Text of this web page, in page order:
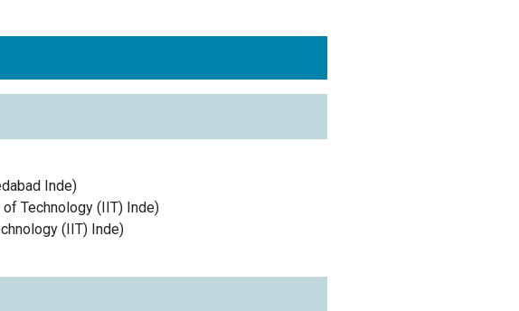
Inde)
Technology (IIT) Inde)
(IIT) Inde)